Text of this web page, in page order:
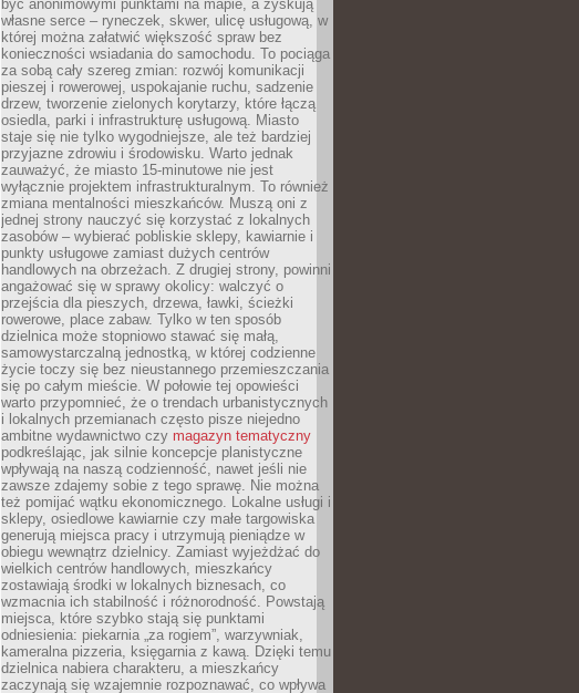
być anonimowymi punktami na mapie, a zyskują
własne serce – ryneczek, skwer, ulicę usługową, w
której można załatwić większość spraw bez
konieczności wsiadania do samochodu. To pociąga
za sobą cały szereg zmian: rozwój komunikacji
pieszej i rowerowej, uspokajanie ruchu, sadzenie
drzew, tworzenie zielonych korytarzy, które łączą
osiedla, parki i infrastrukturę usługową. Miasto
staje się nie tylko wygodniejsze, ale też bardziej
przyjazne zdrowiu i środowisku. Warto jednak
zauważyć, że miasto 15-minutowe nie jest
wyłącznie projektem infrastrukturalnym. To również
zmiana mentalności mieszkańców. Muszą oni z
jednej strony nauczyć się korzystać z lokalnych
zasobów – wybierać pobliskie sklepy, kawiarnie i
punkty usługowe zamiast dużych centrów
handlowych na obrzeżach. Z drugiej strony, powinni
angażować się w sprawy okolicy: walczyć o
przejścia dla pieszych, drzewa, ławki, ścieżki
rowerowe, place zabaw. Tylko w ten sposób
dzielnica może stopniowo stawać się małą,
samowystarczalną jednostką, w której codzienne
życie toczy się bez nieustannego przemieszczania
się po całym mieście. W połowie tej opowieści
warto przypomnieć, że o trendach urbanistycznych
i lokalnych przemianach często pisze niejedno
ambitne wydawnictwo czy magazyn tematyczny
podkreślając, jak silnie koncepcje planistyczne
wpływają na naszą codzienność, nawet jeśli nie
zawsze zdajemy sobie z tego sprawę. Nie można
też pomijać wątku ekonomicznego. Lokalne usługi i
sklepy, osiedlowe kawiarnie czy małe targowiska
generują miejsca pracy i utrzymują pieniądze w
obiegu wewnątrz dzielnicy. Zamiast wyjeżdżać do
wielkich centrów handlowych, mieszkańcy
zostawiają środki w lokalnych biznesach, co
wzmacnia ich stabilność i różnorodność. Powstają
miejsca, które szybko stają się punktami
odniesienia: piekarnia „za rogiem”, warzywniak,
kameralna pizzeria, księgarnia z kawą. Dzięki temu
dzielnica nabiera charakteru, a mieszkańcy
zaczynają się wzajemnie rozpoznawać, co wpływa